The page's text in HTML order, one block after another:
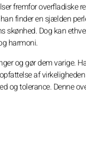
fremfor overfladiske
finder en sjælden
skønhed. Dog kan
harmoni.
og gør dem varige.
af
og tolerance. Denne